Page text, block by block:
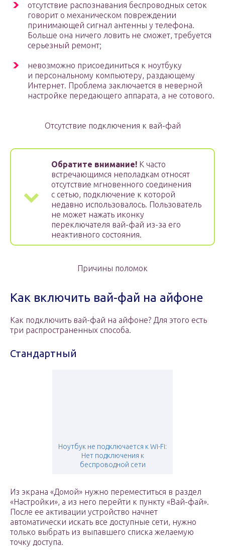
отсутствие распознавания беспроводных сеток
говорит о механическом повреждении
принимающей сигнал антенны у телефона.
Больше она ничего ловить не сможет, требуется
серьезный ремонт;
невозможно присоединиться к ноутбуку
и персональному компьютеру, раздающему
Интернет. Проблема заключается в неверной
настройке передающего аппарата, а не сотового.
Отсутствие подключения к вай-фай
Обратите внимание! К часто
встречающимся неполадкам относят
отсутствие мгновенного соединения
с сетью, подключение к которой
недавно использовалось. Пользователь
не может нажать иконку
переключателя вай-фай из-за его
неактивного состояния.
Причины поломок
Как включить вай-фай на айфоне
Как подключить вай-фай на айфоне? Для этого есть
три распространенных способа.
Стандартный
Ноутбук не подключается к Wi-Fi:
Нет подключения к
беспроводной сети
Из экрана «Домой» нужно переместиться в раздел
«Настройки», а из него перейти к пункту «Вай-фай».
После ее активации устройство начнет
автоматически искать все доступные сети, нужно
только выбрать из выпавшего списка желаемую
точку доступа.